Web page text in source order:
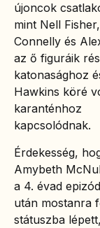
újoncok
mint Nell
Connelly és
az ő figuráik
katonasághoz
Hawkins köré
karanténhoz
kapcsolódnak.
Érdekesség,
Amybeth
a 4. évad
után mostanra
státuszba